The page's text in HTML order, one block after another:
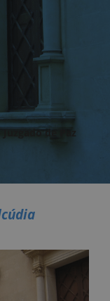
de Paz